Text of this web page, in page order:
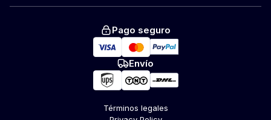
Pago seguro
Envío
Términos legales